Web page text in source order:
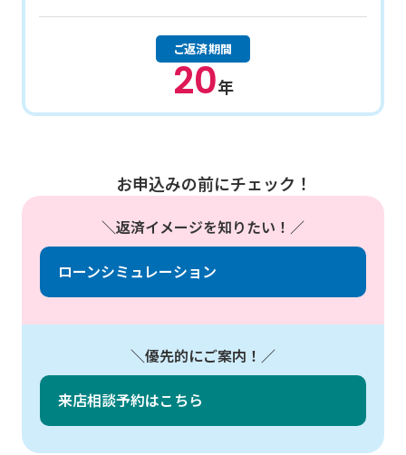
ご返済期間
20年
お申込みの前にチェック！
返済イメージを知りたい！
ローンシミュレーション
優先的にご案内！
来店相談予約はこちら